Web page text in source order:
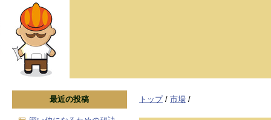
トップ/ 市場 /
最近の投稿